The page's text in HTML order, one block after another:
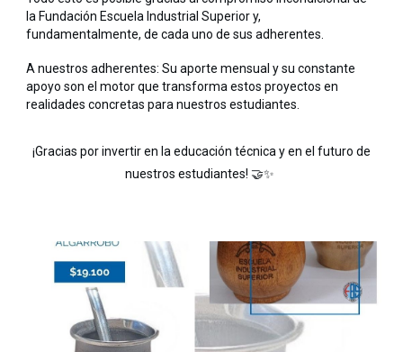
la Fundación Escuela Industrial Superior y,
fundamentalmente, de cada uno de sus adherentes.
A nuestros adherentes: Su aporte mensual y su constante
apoyo son el motor que transforma estos proyectos en
realidades concretas para nuestros estudiantes.
¡Gracias por invertir en la educación técnica y en el futuro de
nuestros estudiantes! 🤝✨